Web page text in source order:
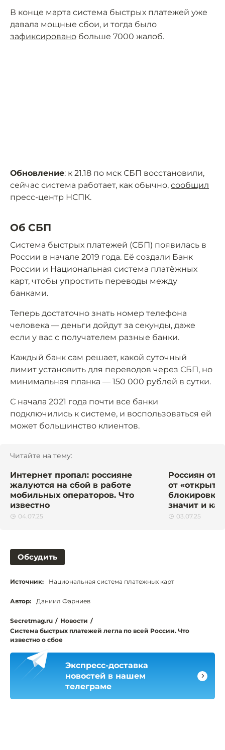
В конце марта система быстрых платежей уже
давала мощные сбои, и тогда было
зафиксировано больше 7000 жалоб.
Обновление: к 21.18 по мск СБП восстановили,
сейчас система работает, как обычно, сообщил
пресс-центр НСПК.
Об СБП
Система быстрых платежей (СБП) появилась в
России в начале 2019 года. Её создали Банк
России и Национальная система платёжных
карт, чтобы упростить переводы между
банками.
Теперь достаточно знать номер телефона
человека — деньги дойдут за секунды, даже
если у вас с получателем разные банки.
Каждый банк сам решает, какой суточный
лимит установить для переводов через СБП, но
минимальная планка — 150 000 рублей в сутки.
С начала 2021 года почти все банки
подключились к системе, и воспользоваться ей
может большинство клиентов.
Читайте на тему:
Интернет пропал: россияне
жалуются на сбой в работе
мобильных операторов. Что
известно
04.07.25
Россиян
от
блокировку
значит и
03.07.25
Обсудить
Источник: Национальная система платежных карт
Автор: Даниил Фарниев
Secretmag.ru / Новости /
Система быстрых платежей легла по всей России. Что
известно о сбое
Экспресс-доставка
новостей в нашем
телеграме